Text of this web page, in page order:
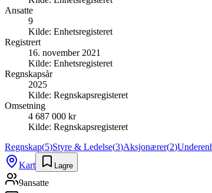
Ansatte
9
Kilde: Enhetsregisteret
Registrert
16. november 2021
Kilde: Enhetsregisteret
Regnskapsår
2025
Kilde: Regnskapsregisteret
Omsetning
4 687 000 kr
Kilde: Regnskapsregisteret
Regnskap(5)Styre & Ledelse(3)Aksjonærer(2)
Kart
Lagre
9ansatte